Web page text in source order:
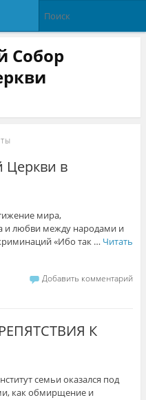
Собор
Церкви в
мира,
и любви между народами и
«Ибо так … Читать
Добавить комментарий
К
семьи оказался под
как обмирщение и